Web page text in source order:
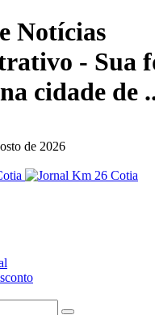
Notícias
- Sua
cidade de
de 2026